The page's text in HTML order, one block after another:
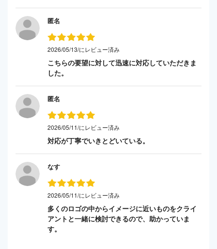
匿名
2026/05/13/にレビュー済み
こちらの要望に対して迅速に対応していただきま
した。
匿名
2026/05/11/にレビュー済み
対応が丁寧でいきとどいている。
なす
2026/05/11/にレビュー済み
多くのロゴの中からイメージに近いものをクライ
アントと一緒に検討できるので、助かっていま
す。